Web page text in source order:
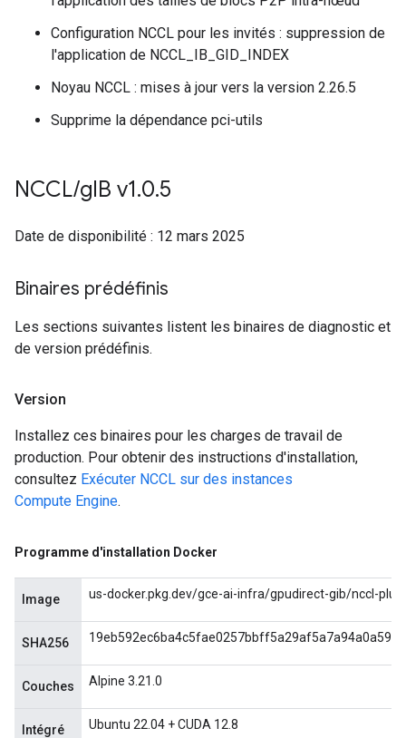
Configuration NCCL pour les invités : suppression de
l'application de NCCL_IB_GID_INDEX
Noyau NCCL : mises à jour vers la version 2.26.5
Supprime la dépendance pci-utils
NCCL/gIB v1.0.5
Date de disponibilité : 12 mars 2025
Binaires prédéfinis
Les sections suivantes listent les binaires de diagnostic et
de version prédéfinis.
Version
Installez ces binaires pour les charges de travail de
production. Pour obtenir des instructions d'installation,
consultez Exécuter NCCL sur des instances
Compute Engine.
Programme d'installation Docker
Image us-docker.pkg.dev/gce-ai-infra/gpudirect-gib/nccl-
SHA256
Couches Alpine 3.21.0
Intégré Ubuntu 22.04 + CUDA 12.8